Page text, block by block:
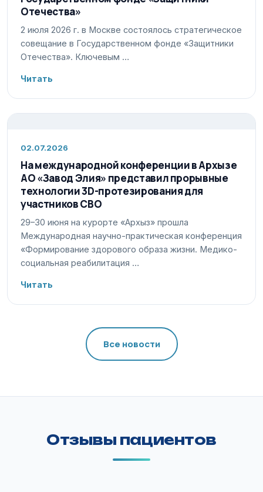
Отечества»
2 июля 2026 г. в Москве состоялось стратегическое
совещание в Государственном фонде «Защитники
Отечества». Ключевым …
Читать
02.07.2026
На международной конференции в Архызе
АО «Завод Элия» представил прорывные
технологии 3D-протезирования для
участников СВО
29–30 июня на курорте «Архыз» прошла
Международная научно-практическая конференция
«Формирование здорового образа жизни. Медико-
социальная реабилитация …
Читать
Все новости
Отзывы пациентов